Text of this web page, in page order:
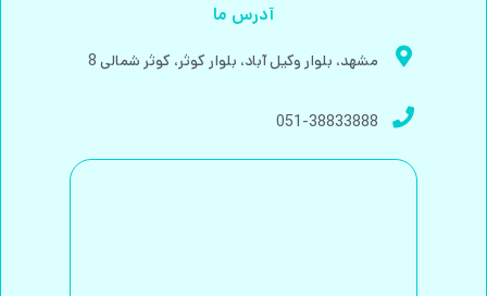
آدرس ما
مشهد، بلوار وکیل آباد، بلوار کوثر، کوثر شمالی 8
051-38833888